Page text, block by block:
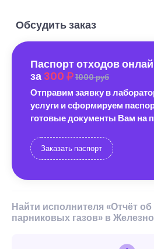
Обсудить заказ
Паспорт отходов
за 300 1000 руб
Отправим заявку в
услуги и сформируем
готовые документы Вам на
Заказать паспорт
Найти исполнителя «Отчёт
парниковых газов» в